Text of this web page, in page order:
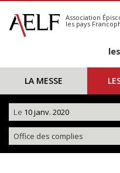
S'abonner
Calendrier
Association
les pays
LA MESSE
Le 10 janv. 2020
Office des complies